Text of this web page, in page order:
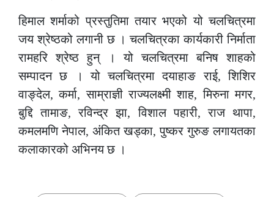
हिमाल शर्माको प्रस्तुतिमा तयार भएको यो चलचित्रमा
जय श्रेष्ठको लगानी छ । चलचित्रका कार्यकारी निर्माता
रामहरि श्रेष्ठ हुन् । यो चलचित्रमा बनिष शाहको
सम्पादन छ । यो चलचित्रमा दयाहाङ राई, शिशिर
वाङ्देल, कर्मा, साम्राज्ञी राज्यलक्ष्मी शाह, मिरुना मगर,
बुद्दि तामाङ, रविन्द्र झा, विशाल पहारी, राज थापा,
कमलमणि नेपाल, अंकित खड्का, पुष्कर गुरुङ लगायतका
कलाकारको अभिनय छ ।